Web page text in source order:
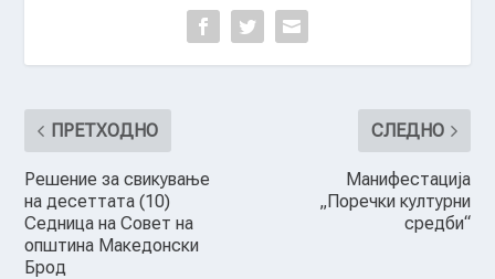
ПРЕТХОДНО
Решение за свикување
на десеттата (10)
Седница на Совет на
општина Македонски
Брод
СЛЕДНО
Манифестација
„Поречки културни
средби“